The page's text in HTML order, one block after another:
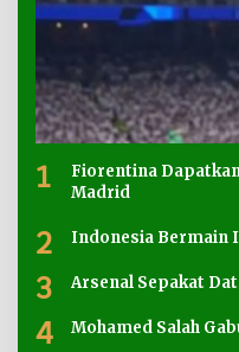
1
Fiorentina
Madrid
2 Indonesia Bermain
3 Arsenal Sepakat
4 Mohamed Salah